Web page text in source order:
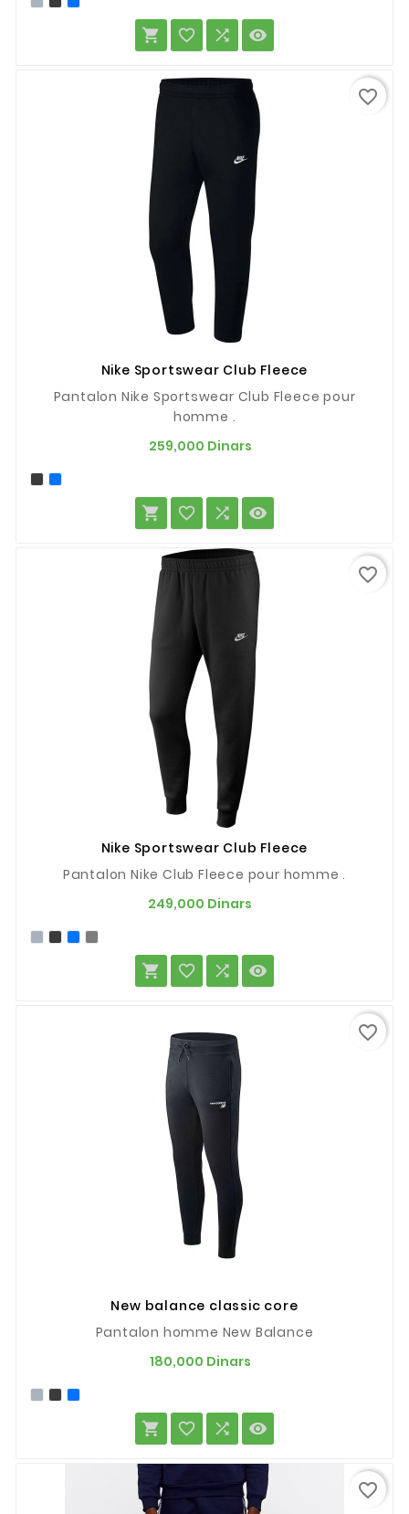
   
Nike Sportswear Club Fleece
Pantalon Nike Sportswear Club Fleece pour
homme .
259,000 Dinars
   
favorite_border
Nike Sportswear Club Fleece
Pantalon Nike Club Fleece pour homme .
249,000 Dinars
   
favorite_border
New balance classic core
Pantalon homme New Balance
180,000 Dinars
   
favorite_border
favorite_border